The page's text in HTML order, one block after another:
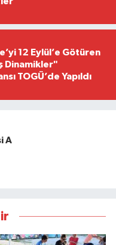
12 Eylül’e Götüren
Dinamikler"
TOGÜ’de Yapıldı
A